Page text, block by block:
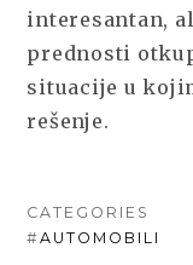
interesantan,
prednosti
situacije u
rešenje.
CATEGORIES
#AUTOMOBILI